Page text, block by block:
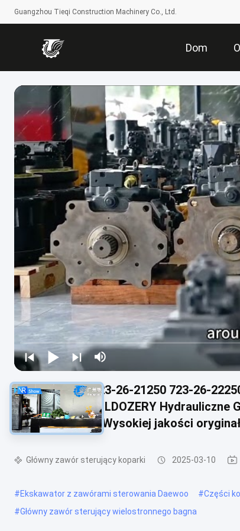
Guangzhou Tieqi Construction Machinery Co., Ltd.
Dom
723-26-21360 723-26-21250 723-26-
D61PX-15E0 BULLDOZERY
Części pojemne Wysokiej jakości oryginał
Główny zawór sterujący koparki 2025-03-10
#Ekskawator z zawórami sterowania Daewoo #Części
#Główny zawór sterujący wielostronnego bagna